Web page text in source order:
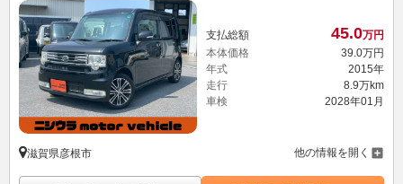
支払総額 45.0万円
本体価格
39.0万円
年式
2015年
走行
8.9万km
車検
2028年01月
滋賀県彦根市 他の情報を開く